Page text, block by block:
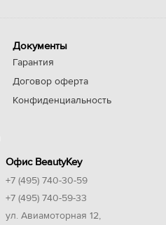
Документы
Гарантия
Договор оферта
Конфиденциальность
Офис BeautyKey
+7 (495) 740-30-59
+7 (495) 740-59-33
ул. Авиамоторная 12,